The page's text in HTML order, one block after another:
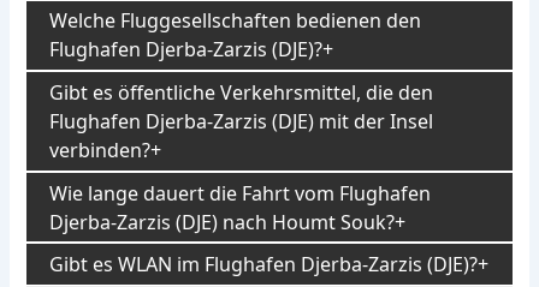
Welche Fluggesellschaften bedienen den
Flughafen Djerba-Zarzis (DJE)?
Gibt es öffentliche Verkehrsmittel, die den
Flughafen Djerba-Zarzis (DJE) mit der Insel
verbinden?
Wie lange dauert die Fahrt vom Flughafen
Djerba-Zarzis (DJE) nach Houmt Souk?
Gibt es WLAN im Flughafen Djerba-Zarzis (DJE)?